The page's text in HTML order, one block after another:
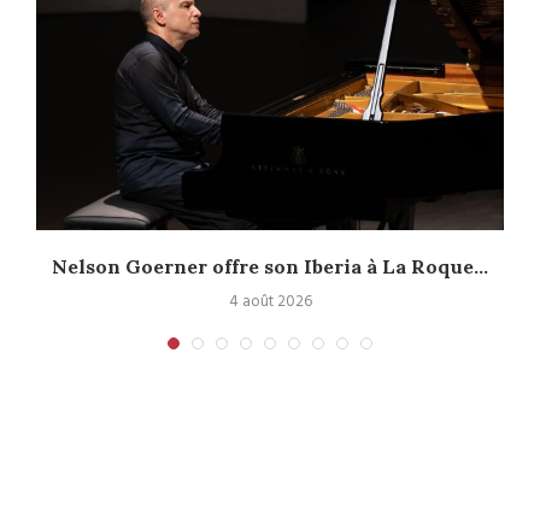
Nelson Goerner offre son Iberia à La Roque...
4 août 2026